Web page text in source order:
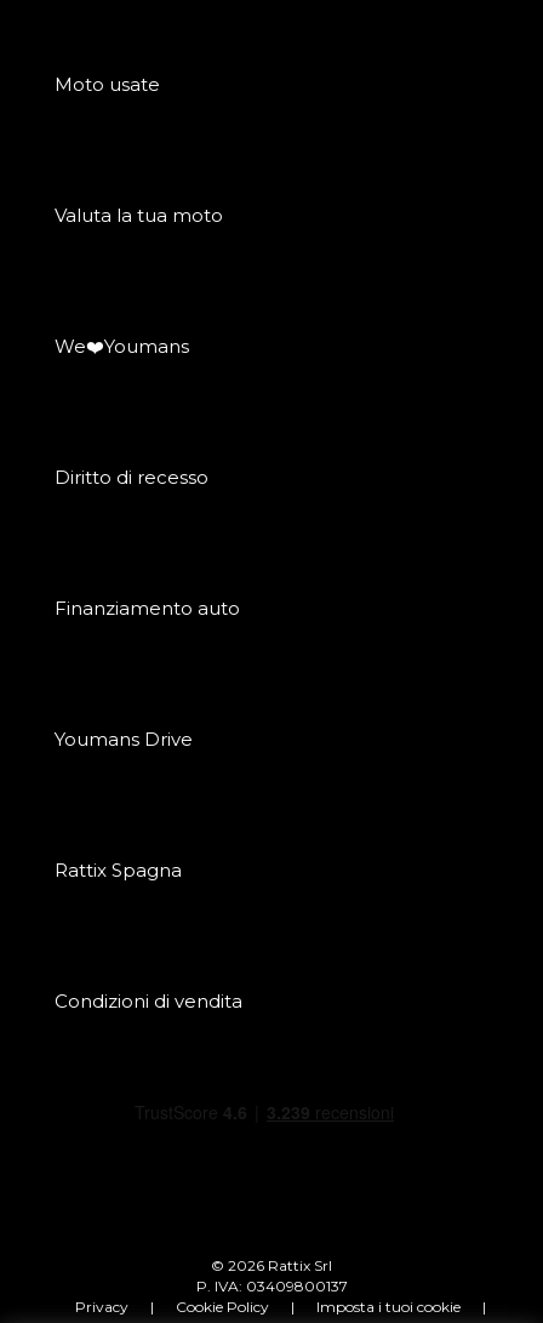
Moto usate
Valuta la tua moto
We❤️Youmans
Diritto di recesso
Finanziamento auto
Youmans Drive
Rattix Spagna
Condizioni di vendita
© 2026 Rattix Srl
P. IVA: 03409800137
Privacy
| Cookie Policy | Imposta i tuoi cookie
|